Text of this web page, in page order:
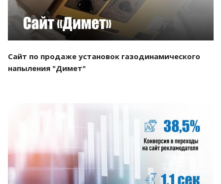
Сайт по продаже установок газодинамического
напыления "Димет"